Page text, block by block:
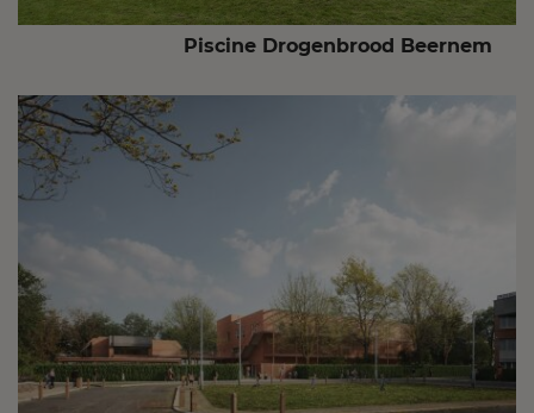
Piscine Drogenbrood Beernem